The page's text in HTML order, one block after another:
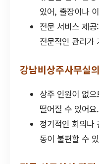
있어, 출장이나
전문 서비스 제
전문적인 관리가
강남비상주사무실
상주 인원이 없
떨어질 수 있어요.
정기적인 회의나
동이 불편할 수